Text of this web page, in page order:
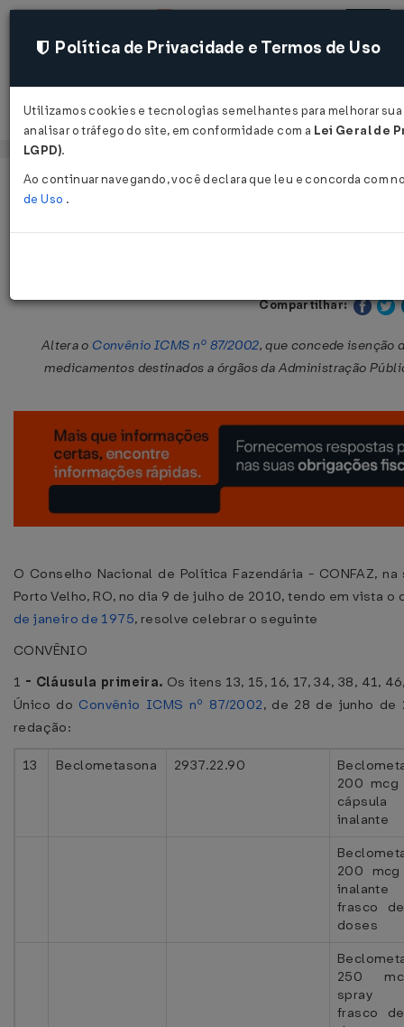
Acessar
Página Inicial Legislações Legislação Federal
Convênio ICMS nº 99 de 09/07/2010
Compartilhar:
Altera o Convênio ICMS nº 87/2002, que concede isenção
medicamentos destinados a órgãos da Administração
O Conselho Nacional de Política Fazendária - CONFAZ,
Porto Velho, RO, no dia 9 de julho de 2010, tendo em vista
de janeiro de 1975, resolve celebrar o seguinte
CONVÊNIO
1 - Cláusula primeira. Os itens 13, 15, 16, 17, 34, 38, 41,
Único do Convênio ICMS nº 87/2002, de 28 de junho de
redação:
13 Beclometasona 2937.22.90
200
cápsula
inalante
200
frasco
doses
250
spray
frasco
Política de Privacidade e Termos de Uso
Utilizamos cookies e tecnologias semelhantes para melhorar
analisar o tráfego do site, em conformidade com a Lei Geral de
LGPD).
Ao continuar navegando, você declara que leu e concorda com
de Uso .